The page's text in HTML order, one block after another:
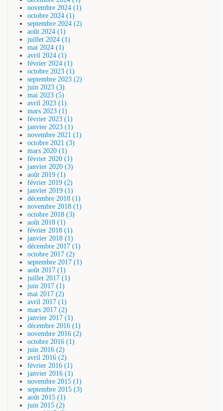
novembre 2024 (1)
octobre 2024 (1)
septembre 2024 (2)
août 2024 (1)
juillet 2024 (1)
mai 2024 (1)
avril 2024 (1)
février 2024 (1)
octobre 2023 (1)
septembre 2023 (2)
juin 2023 (3)
mai 2023 (5)
avril 2023 (1)
mars 2023 (1)
février 2023 (1)
janvier 2023 (1)
novembre 2021 (1)
octobre 2021 (3)
mars 2020 (1)
février 2020 (1)
janvier 2020 (3)
août 2019 (1)
février 2019 (2)
janvier 2019 (1)
décembre 2018 (1)
novembre 2018 (1)
octobre 2018 (3)
août 2018 (1)
février 2018 (1)
janvier 2018 (1)
décembre 2017 (1)
octobre 2017 (2)
septembre 2017 (1)
août 2017 (1)
juillet 2017 (1)
juin 2017 (1)
mai 2017 (2)
avril 2017 (1)
mars 2017 (2)
janvier 2017 (1)
décembre 2016 (1)
novembre 2016 (2)
octobre 2016 (1)
juin 2016 (2)
avril 2016 (2)
février 2016 (1)
janvier 2016 (1)
novembre 2015 (1)
septembre 2015 (3)
août 2015 (1)
juin 2015 (2)